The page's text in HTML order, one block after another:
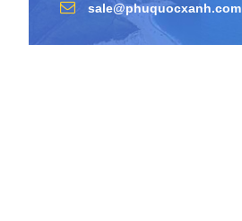
sale@phuquocxanh.com